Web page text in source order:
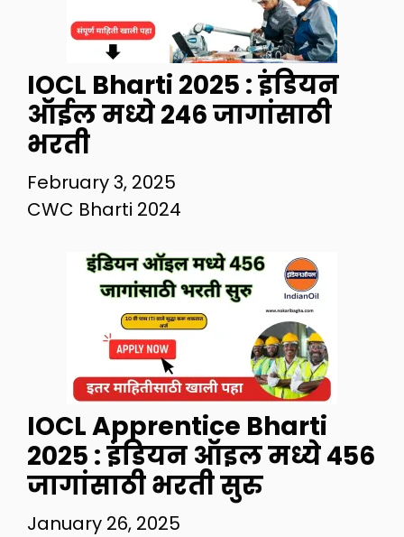
IOCL Bharti 2025 : इंडियन
ऑईल मध्ये 246 जागांसाठी
भरती
February 3, 2025
CWC Bharti 2024
IOCL Apprentice Bharti
2025 : इंडियन ऑइल मध्ये 456
जागांसाठी भरती सुरु
January 26, 2025